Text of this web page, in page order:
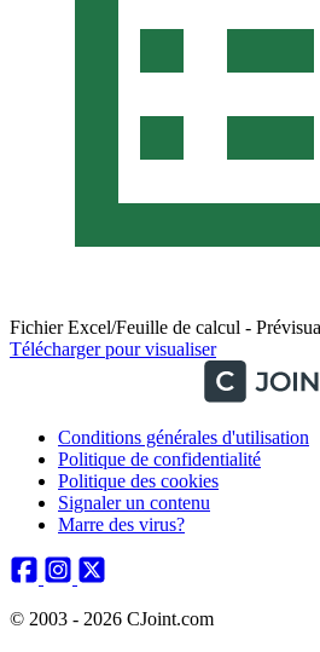
Fichier Excel/Feuille de calcul -
Télécharger pour visualiser
Conditions générales d'utilisation
Politique de confidentialité
Politique des cookies
Signaler un contenu
Marre des virus?
© 2003 - 2026 CJoint.com